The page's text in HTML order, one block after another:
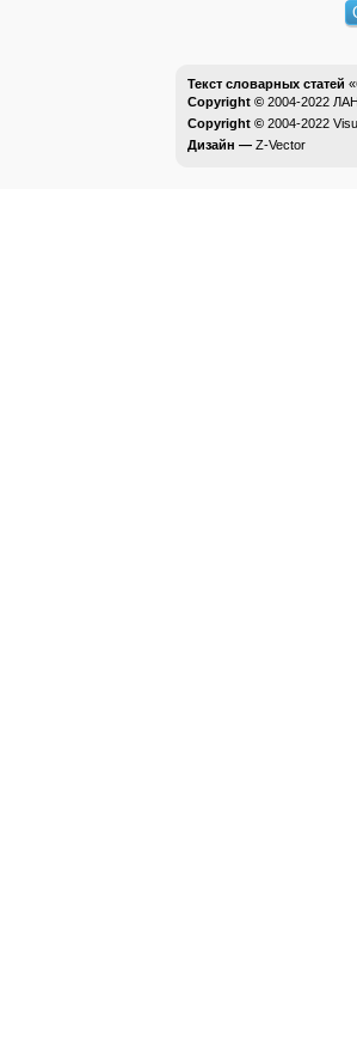
Текст словарных статей
Copyright © 2004-2022
Copyright © 2004-2022
Дизайн — Z-Vector